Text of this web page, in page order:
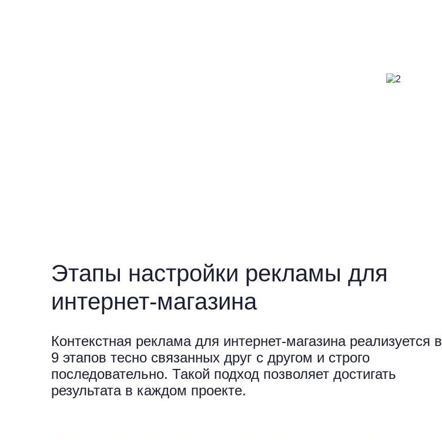
Этапы настройки рекламы для
интернет-магазина
Контекстная реклама для интернет-магазина реализуется в
9 этапов тесно связанных друг с другом и строго
последовательно. Такой подход позволяет достигать
результата в каждом проекте.